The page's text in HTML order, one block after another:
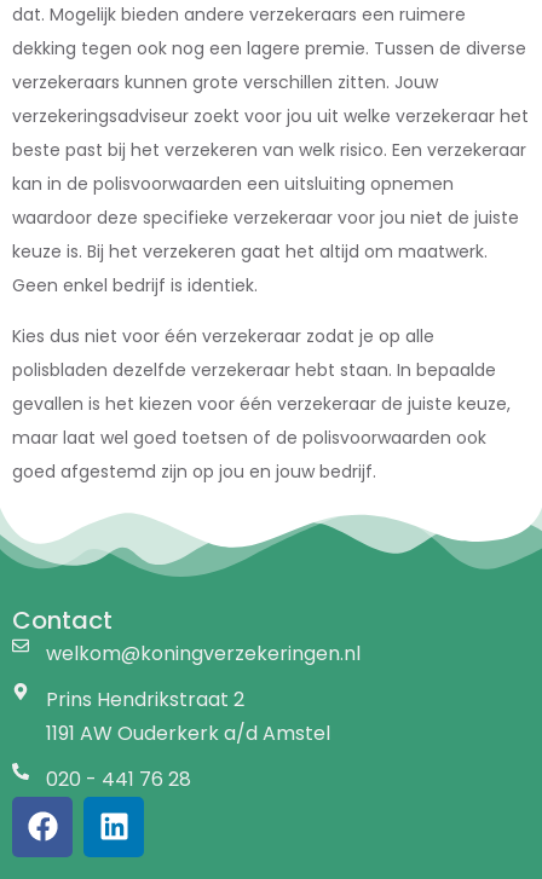
dat. Mogelijk bieden andere verzekeraars een ruimere
dekking tegen ook nog een lagere premie. Tussen de diverse
verzekeraars kunnen grote verschillen zitten. Jouw
verzekeringsadviseur zoekt voor jou uit welke verzekeraar het
beste past bij het verzekeren van welk risico. Een verzekeraar
kan in de polisvoorwaarden een uitsluiting opnemen
waardoor deze specifieke verzekeraar voor jou niet de juiste
keuze is. Bij het verzekeren gaat het altijd om maatwerk.
Geen enkel bedrijf is identiek.
Kies dus niet voor één verzekeraar zodat je op alle
polisbladen dezelfde verzekeraar hebt staan. In bepaalde
gevallen is het kiezen voor één verzekeraar de juiste keuze,
maar laat wel goed toetsen of de polisvoorwaarden ook
goed afgestemd zijn op jou en jouw bedrijf.
Contact
welkom@koningverzekeringen.nl
Prins Hendrikstraat 2
1191 AW Ouderkerk a/d Amstel
020 - 441 76 28